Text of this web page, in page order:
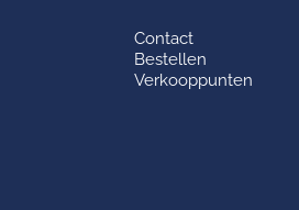
Contact
Bestellen
Verkooppunten